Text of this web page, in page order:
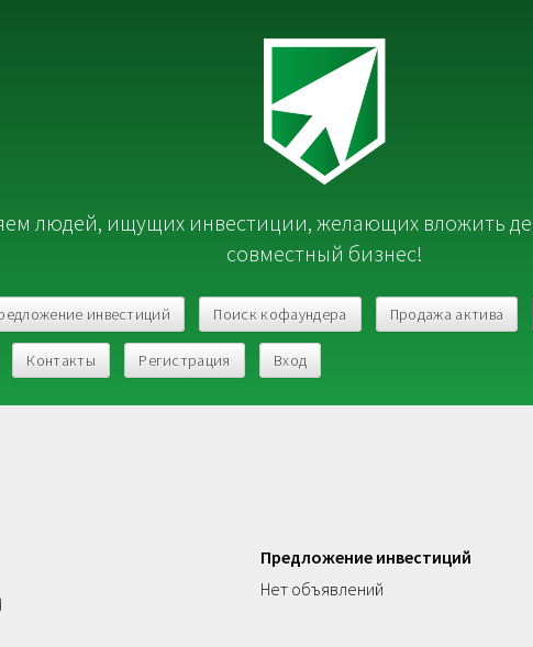
людей, ищущих инвестиции, желающих вложить
совместный бизнес!
инвестиций Поиск кофаундера Продажа актива
Контакты Регистрация Вход
Предложение инвестиций
Нет объявлений